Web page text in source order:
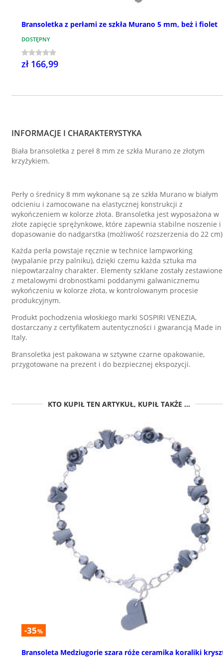
Bransoletka z perłami ze szkła Murano 5 mm, beż i fiolet
DOSTĘPNY
zł 166,99
INFORMACJE I CHARAKTERYSTYKA
Biała bransoletka z pereł 8 mm ze szkła Murano ze złotym
krzyżykiem.
Perły o średnicy 8 mm wykonane są ze szkła Murano w białym
odcieniu i zamocowane na elastycznej konstrukcji z
wykończeniem w kolorze złota. Bransoletka jest wyposażona w
złote zapięcie sprężynkowe, które zapewnia stabilne noszenie i
dopasowanie do nadgarstka (możliwość rozszerzenia do 22
Każda perła powstaje ręcznie w technice lampworking
(wypalanie przy palniku), dzięki czemu każda sztuka ma
niepowtarzalny charakter. Elementy szklane zostały zestawione
z metalowymi drobnostkami poddanymi galwanicznemu
wykończeniu w kolorze złota, w kontrolowanym procesie
produkcyjnym.
Produkt pochodzenia włoskiego marki SOSPIRI VENEZIA,
dostarczany z certyfikatem autentyczności i gwarancją Made in
Italy.
Bransoletka jest pakowana w sztywne czarne opakowanie,
przygotowane na prezent i do bezpiecznej ekspozycji.
KTO KUPIŁ TEN ARTYKUŁ, KUPIŁ TAKŻE ...
-35%
Bransoleta Medziugorie szara róże ceramika koraliki